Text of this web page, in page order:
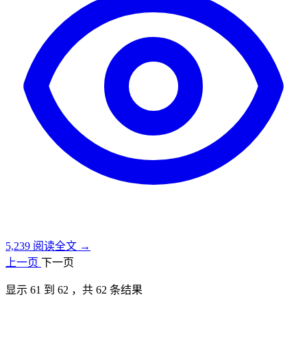
5,239 阅读全文 →
上一页 下一页
显示 61 到 62 ，共 62 条结果